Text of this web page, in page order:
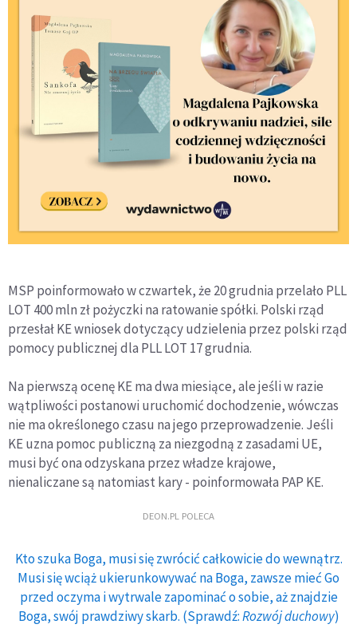
MSP poinformowało w czwartek, że 20 grudnia przelało PLL
LOT 400 mln zł pożyczki na ratowanie spółki. Polski rząd
przesłał KE wniosek dotyczący udzielenia przez polski rząd
pomocy publicznej dla PLL LOT 17 grudnia.
Na pierwszą ocenę KE ma dwa miesiące, ale jeśli w razie
wątpliwości postanowi uruchomić dochodzenie, wówczas
nie ma określonego czasu na jego przeprowadzenie. Jeśli
KE uzna pomoc publiczną za niezgodną z zasadami UE,
musi być ona odzyskana przez władze krajowe,
nienaliczane są natomiast kary - poinformowała PAP KE.
DEON.PL POLECA
Kto szuka Boga, musi się zwrócić całkowicie do wewnątrz.
Musi się wciąż ukierunkowywać na Boga, zawsze mieć Go
przed oczyma i wytrwale zapominać o sobie, aż znajdzie
Boga, swój prawdziwy skarb. (Sprawdź:Rozwój duchowy)